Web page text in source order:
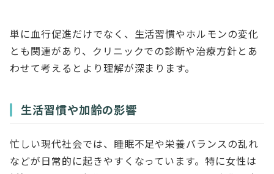
単に血行促進だけでなく、生活習慣やホルモンの変化
とも関連があり、クリニックでの診断や治療方針とあ
わせて考えるとより理解が深まります。
生活習慣や加齢の影響
忙しい現代社会では、睡眠不足や栄養バランスの乱れ
などが日常的に起きやすくなっています。特に女性は